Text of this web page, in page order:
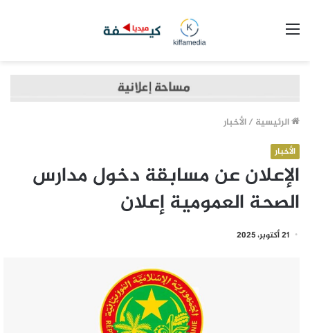
الرئيسية /الأخبار
الأخبار
الإعلان عن مسابقة دخول مدارس
الصحة العمومية إعلان
21 أكتوبر، 2025